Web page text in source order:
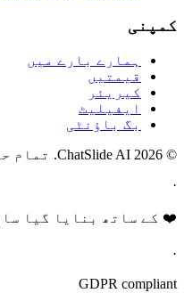
کمپنی
ہمارے بارے میں
قیمتیں
کیریئر
ایفیلیٹ
بگ باؤنٹی
© 2026 ChatSlide AI. تمام حقوق محفوظ ہیں.
·
❤️ کے ساتھ بنایا گیا
·
GDPR compliant